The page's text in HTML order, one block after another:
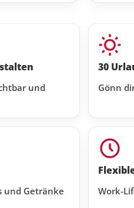
und
30
Gönn
und Getränke
Work-